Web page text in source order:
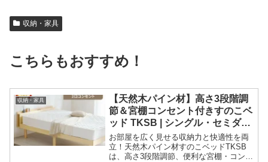
収納・家具
こちらもおすすめ！
収納・家具
【天然木パイン材】高さ3段階調
節＆宮棚コンセント付きすのこベ
ッド TKSB | シングル・セミダブ
ル・ダブル対応のおしゃれな収納
ベッドフレーム
お部屋を広く見せる収納力と快適性を両
立！天然木パイン材すのこベッドTKSB
は、高さ3段階調節、便利な宮棚・コンセ